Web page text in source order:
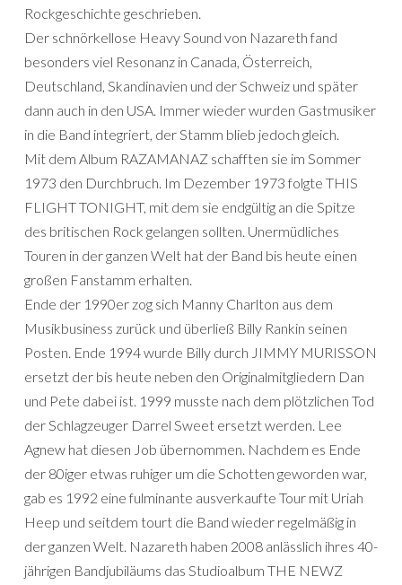
Rockgeschichte geschrieben.
Der schnörkellose Heavy Sound von Nazareth fand
besonders viel Resonanz in Canada, Österreich,
Deutschland, Skandinavien und der Schweiz und später
dann auch in den USA. Immer wieder wurden Gastmusiker
in die Band integriert, der Stamm blieb jedoch gleich.
Mit dem Album RAZAMANAZ schafften sie im Sommer
1973 den Durchbruch. Im Dezember 1973 folgte THIS
FLIGHT TONIGHT, mit dem sie endgültig an die Spitze
des britischen Rock gelangen sollten. Unermüdliches
Touren in der ganzen Welt hat der Band bis heute einen
großen Fanstamm erhalten.
Ende der 1990er zog sich Manny Charlton aus dem
Musikbusiness zurück und überließ Billy Rankin seinen
Posten. Ende 1994 wurde Billy durch JIMMY MURISSON
ersetzt der bis heute neben den Originalmitgliedern Dan
und Pete dabei ist. 1999 musste nach dem plötzlichen Tod
der Schlagzeuger Darrel Sweet ersetzt werden. Lee
Agnew hat diesen Job übernommen. Nachdem es Ende
der 80iger etwas ruhiger um die Schotten geworden war,
gab es 1992 eine fulminante ausverkaufte Tour mit Uriah
Heep und seitdem tourt die Band wieder regelmäßig in
der ganzen Welt. Nazareth haben 2008 anlässlich ihres 40-
jährigen Bandjubiläums das Studioalbum THE NEWZ